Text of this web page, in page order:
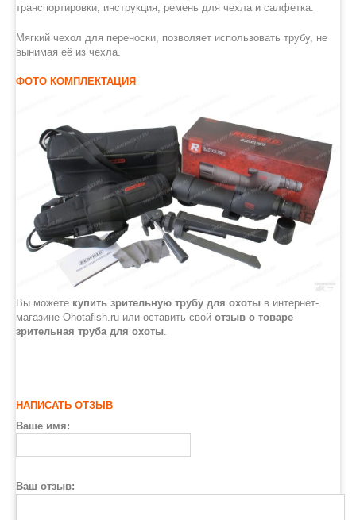
транспортировки, инструкция, ремень для чехла и салфетка.
Мягкий чехол для переноски, позволяет использовать трубу, не
вынимая её из чехла.
ФОТО КОМПЛЕКТАЦИЯ
Вы можете купить зрительную трубу для охоты в интернет-
магазине Ohotafish.ru или оставить свой отзыв о товаре
зрительная труба для охоты
НАПИСАТЬ ОТЗЫВ
Ваше имя:
Ваш отзыв: